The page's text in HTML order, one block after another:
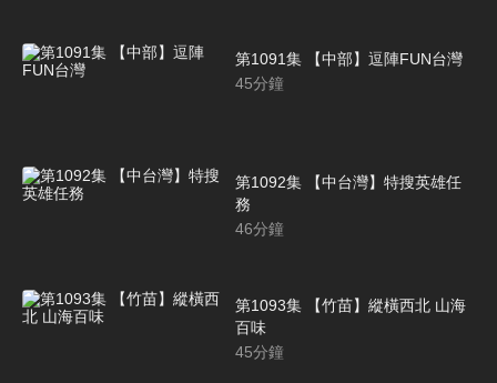
第1091集 【中部】逗陣FUN台灣
45分鐘
第1092集 【中台灣】特搜英雄任
務
46分鐘
第1093集 【竹苗】縱橫西北 山海
百味
45分鐘